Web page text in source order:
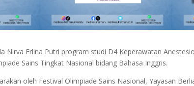
Nirva Erlina Putri program studi D4 Keperawatan
Sains Tingkat Nasional bidang Bahasa Inggris.
oleh Festival Olimpiade Sains Nasional, Yayasan